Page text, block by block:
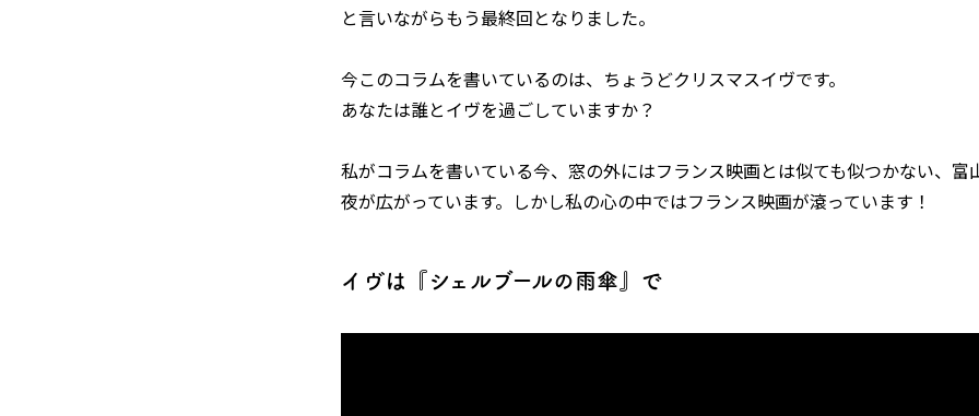
と言いながらもう最終回となりました。
今このコラムを書いているのは、ちょうどクリスマスイヴです。
あなたは誰とイヴを過ごしていますか？
私がコラムを書いている今、窓の外にはフランス映画とは似ても似つかない、富
夜が広がっています。しかし私の心の中ではフランス映画が滾っています！
イヴは『シェルブールの雨傘』で